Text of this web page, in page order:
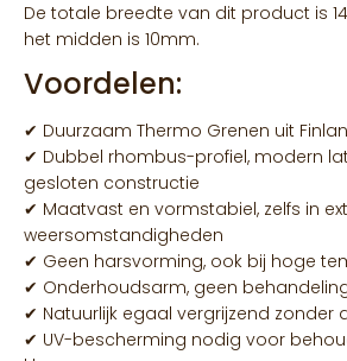
De totale breedte van dit product is
het midden is 10mm.
Voordelen:
✔ Duurzaam Thermo Grenen uit
✔ Dubbel rhombus-profiel, modern
gesloten constructie
✔ Maatvast en vormstabiel, zelfs in
weersomstandigheden
✔ Geen harsvorming, ook bij hoge
✔ Onderhoudsarm, geen
✔ Natuurlijk egaal vergrijzend zonder
✔ UV-bescherming nodig voor